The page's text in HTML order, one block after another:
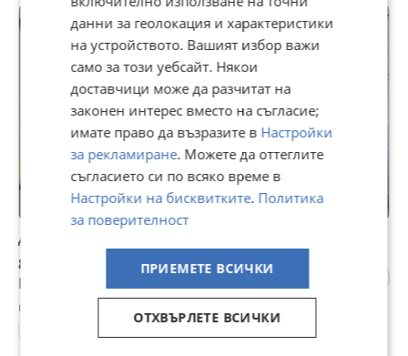
Дава под наем 3-СТАЕН, гр. София, Център
830 €
Не се начислява ДДС
гр. София, Център, днес, 09:45
данни за геолокация и характеристики
на устройството. Вашият избор важи
само за този уебсайт. Някои
доставчици може да разчитат на
законен интерес вместо на съгласие;
имате право да възразите в Настройки
за рекламиране. Можете да оттеглите
съгласието си по всяко време в
Настройки на бисквитките. Политика
за поверителност
ПРИЕМЕТЕ ВСИЧКИ
ОТХВЪРЛЕТЕ ВСИЧКИ